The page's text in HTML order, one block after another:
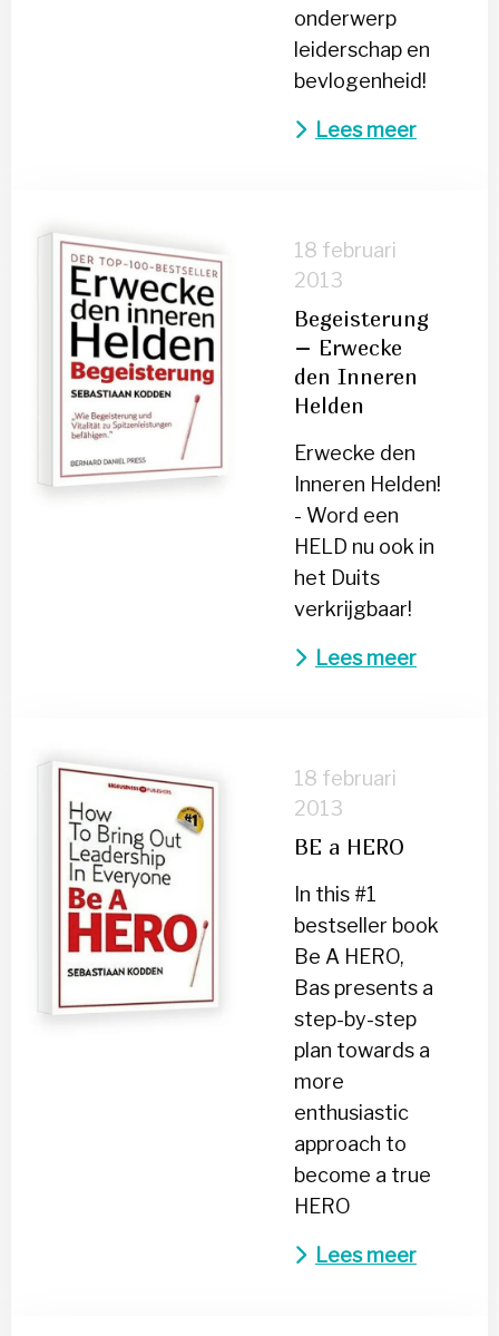
onderwerp
leiderschap en
bevlogenheid!
Lees meer
18 februari
2013
Begeisterung
– Erwecke
den Inneren
Helden
Erwecke den
Inneren Helden!
- Word een
HELD nu ook in
het Duits
verkrijgbaar!
Lees meer
meer
Begeisterung
Erwecke
Inneren
Helden
18 februari
2013
BE a HERO
In this #1
bestseller book
Be A HERO,
Bas presents a
step-by-step
plan towards a
more
enthusiastic
approach to
become a true
HERO
Lees meer
meer